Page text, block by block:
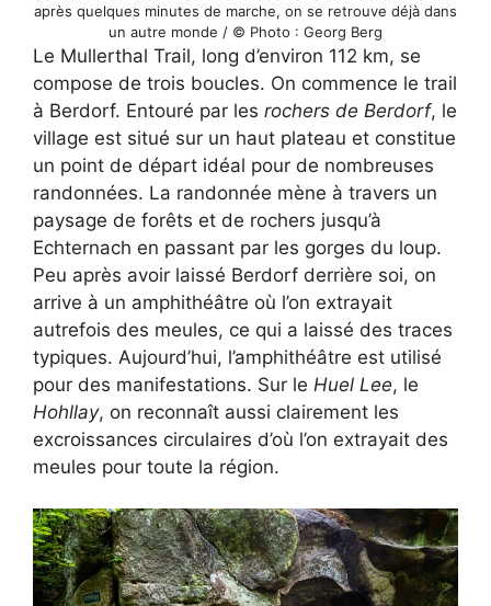
après quelques minutes de marche, on se retrouve déjà dans
un autre monde / © Photo : Georg Berg
Le Mullerthal Trail, long d’environ 112 km, se
compose de trois boucles. On commence le trail
à Berdorf. Entouré par les rochers de Berdorf, le
village est situé sur un haut plateau et constitue
un point de départ idéal pour de nombreuses
randonnées. La randonnée mène à travers un
paysage de forêts et de rochers jusqu’à
Echternach en passant par les gorges du loup.
Peu après avoir laissé Berdorf derrière soi, on
arrive à un amphithéâtre où l’on extrayait
autrefois des meules, ce qui a laissé des traces
typiques. Aujourd’hui, l’amphithéâtre est utilisé
pour des manifestations. Sur le Huel Lee, le
Hohllay, on reconnaît aussi clairement les
excroissances circulaires d’où l’on extrayait des
meules pour toute la région.